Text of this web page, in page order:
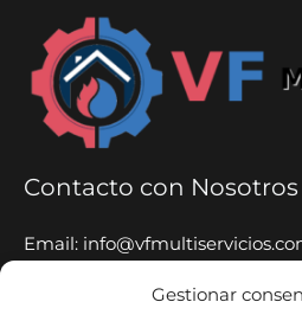
Gestionar
Contacto con Nosotros
Email:
Whatsapp: 653 65 52 06